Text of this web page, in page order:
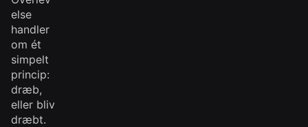
else
handler
om ét
simpelt
princip:
dræb,
eller bliv
dræbt.